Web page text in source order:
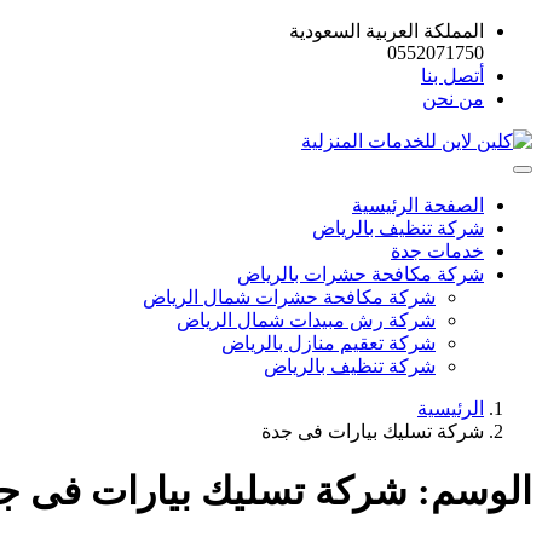
المملكة العربية السعودية
0552071750
أتصل بنا
من نحن
الصفحة الرئيسية
شركة تنظيف بالرياض
خدمات جدة
شركة مكافحة حشرات بالرياض
شركة مكافحة حشرات شمال الرياض
شركة رش مبيدات شمال الرياض
شركة تعقيم منازل بالرياض
شركة تنظيف بالرياض
الرئيسية
شركة تسليك بيارات فى جدة
الوسم: شركة تسليك بيارات فى